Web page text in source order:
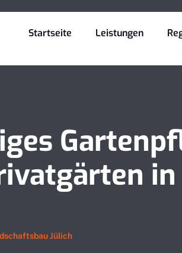
Startseite Leistungen
in
Jülich